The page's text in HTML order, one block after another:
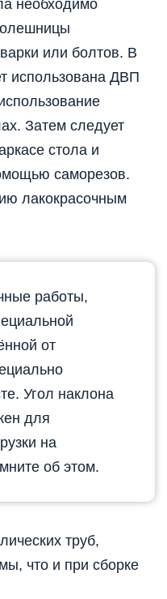
необходимо
или болтов. В
использована ДВП
Затем следует
стола и
саморезов.
лакокрасочным
работы,
от
Угол наклона
для
на
об этом.
труб,
что и при сборке